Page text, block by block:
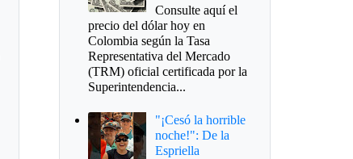
Consulte aquí el
precio del dólar hoy en
Colombia según la Tasa
Representativa del Mercado
(TRM) oficial certificada por la
Superintendencia...
"¡Cesó la horrible
noche!": De la
Espriella